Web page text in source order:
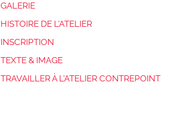
GALERIE
HISTOIRE DE L'ATELIER
INSCRIPTION
TEXTE & IMAGE
TRAVAILLER À L'ATELIER CONTREPOINT